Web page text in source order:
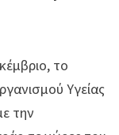
το
Υγείας
την